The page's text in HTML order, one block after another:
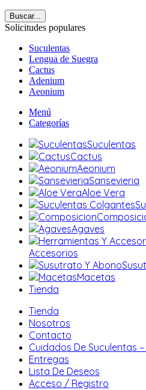
Buscar...
Solicitudes populares
Suculentas
Lengua de Suegra
Cactus
Adenium
Aeonium
Menú
Categorías
Suculentas
Cactus
Aeonium
Sansevieria
Aloe Vera
Agaves
Accesorios
Macetas
Tienda
Tienda
Nosotros
Contacto
Cuidados De Suculentas
Entregas
Lista De Deseos
Acceso / Registro